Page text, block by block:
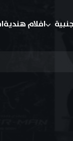
افلام هندية